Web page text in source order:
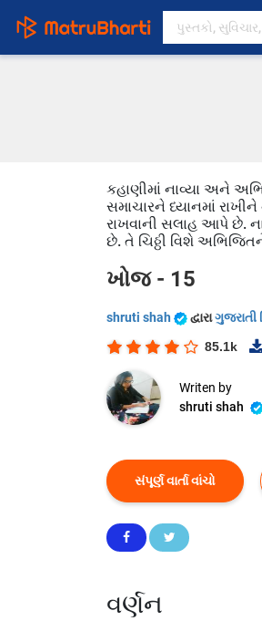
કહાણીમાં નાવ્યા અને
સમાચારને ધ્યાનમાં
રાખવાની સલાહ આપે છે.
છે. તે ચિઠ્ઠી વિશે
ખોજ - 15
shruti shah દ્વારાગુજરાતી
85.1k
Writen by
shruti shah
સંપૂર્ણ વાર્તા વાંચો
વર્ણન